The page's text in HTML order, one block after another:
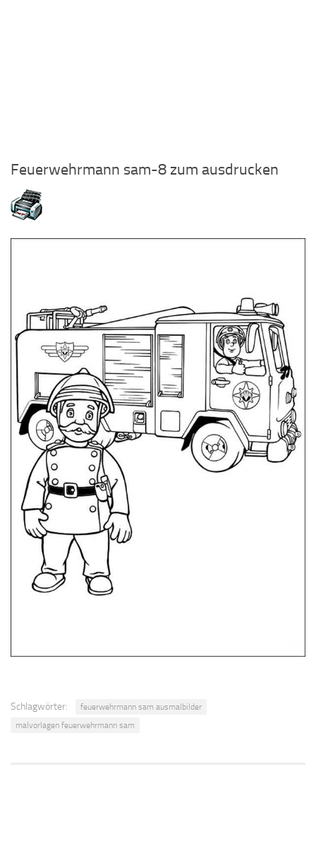
Feuerwehrmann sam-8 zum ausdrucken
Schlagwörter:
feuerwehrmann sam ausmalbilder
malvorlagen feuerwehrmann sam